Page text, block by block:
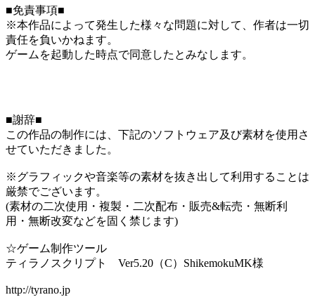
■免責事項■
※本作品によって発生した様々な問題に対して、作者は一切
責任を負いかねます。
ゲームを起動した時点で同意したとみなします。
■謝辞■
この作品の制作には、下記のソフトウェア及び素材を使用さ
せていただきました。
※グラフィックや音楽等の素材を抜き出して利用することは
厳禁でございます。
(素材の二次使用・複製・二次配布・販売&転売・無断利
用・無断改変などを固く禁じます)
☆ゲーム制作ツール
ティラノスクリプト Ver5.20（C）ShikemokuMK様
http://tyrano.jp